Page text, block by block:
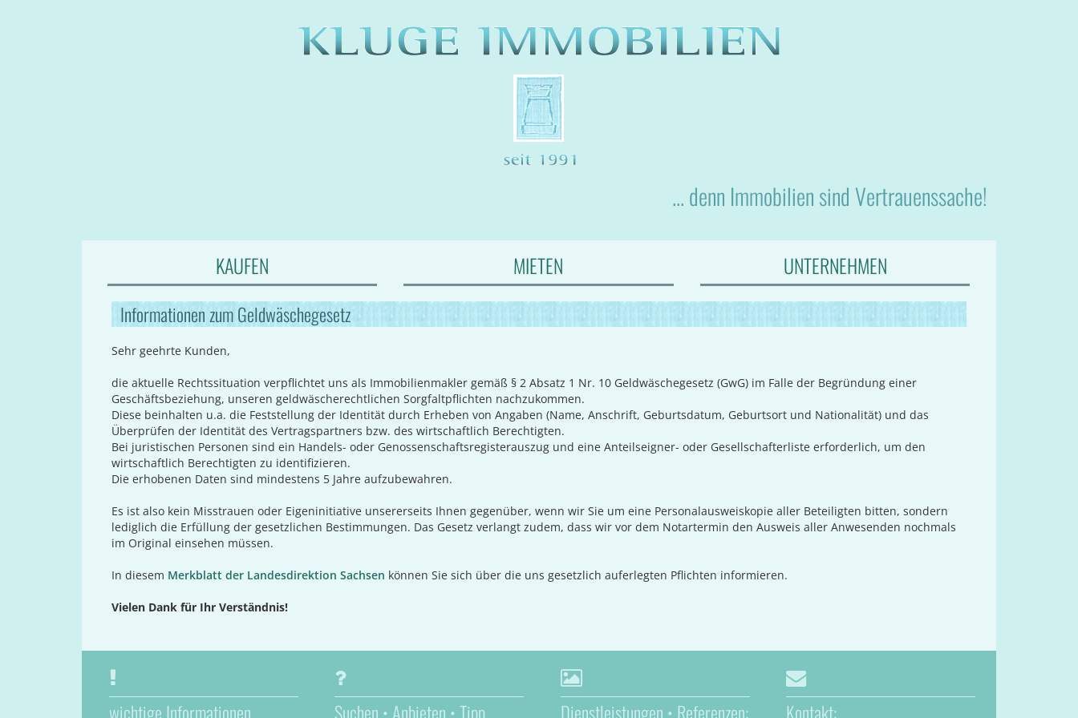
... denn Immobilien sind Vertrauenssache!
KAUFEN MIETEN UNTERNEHMEN
Informationen zum Geldwäschegesetz
Sehr geehrte Kunden,
die aktuelle Rechtssituation verpflichtet uns als Immobilienmakler gemäß § 2 Absatz 1 Nr. 10 Geldwäschegesetz (GwG) im Falle der Begründung einer
Geschäftsbeziehung, unseren geldwäscherechtlichen Sorgfaltpflichten nachzukommen.
Diese beinhalten u.a. die Feststellung der Identität durch Erheben von Angaben (Name, Anschrift, Geburtsdatum, Geburtsort und Nationalität) und das
Überprüfen der Identität des Vertragspartners bzw. des wirtschaftlich Berechtigten.
Bei juristischen Personen sind ein Handels- oder Genossenschaftsregisterauszug und eine Anteilseigner- oder Gesellschafterliste erforderlich, um den
wirtschaftlich Berechtigten zu identifizieren.
Die erhobenen Daten sind mindestens 5 Jahre aufzubewahren.
Es ist also kein Misstrauen oder Eigeninitiative unsererseits Ihnen gegenüber, wenn wir Sie um eine Personalausweiskopie aller Beteiligten bitten, sondern
lediglich die Erfüllung der gesetzlichen Bestimmungen. Das Gesetz verlangt zudem, dass wir vor dem Notartermin den Ausweis aller Anwesenden nochmals
im Original einsehen müssen.
In diesem Merkblatt der Landesdirektion Sachsen können Sie sich über die uns gesetzlich auferlegten Pflichten informieren.
Vielen Dank für Ihr Verständnis!
wichtige Informationen Suchen • Anbieten • Tipp Dienstleistungen • Referenzen: Kontakt: